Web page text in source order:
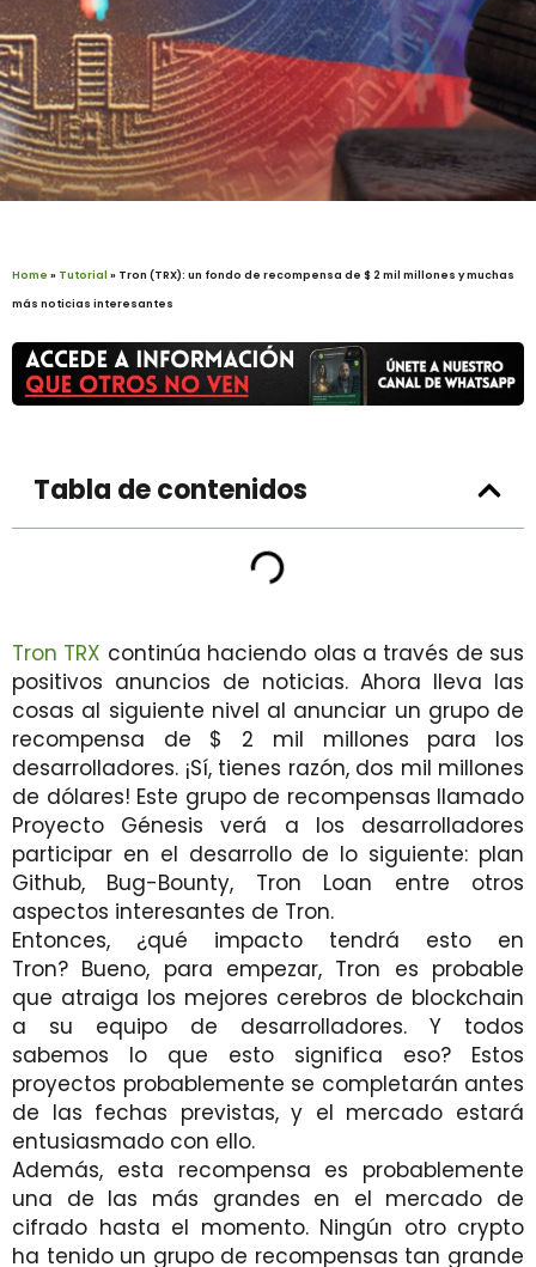
Home » Tutorial » Tron (TRX): un fondo de recompensa de $ 2 mil millones y muchas
más noticias interesantes
Tabla de contenidos
Tron TRX continúa haciendo olas a través de sus
positivos anuncios de noticias. Ahora lleva las
cosas al siguiente nivel al anunciar un grupo de
recompensa de $ 2 mil millones para los
desarrolladores. ¡Sí, tienes razón, dos mil millones
de dólares! Este grupo de recompensas llamado
Proyecto Génesis verá a los desarrolladores
participar en el desarrollo de lo siguiente: plan
Github, Bug-Bounty, Tron Loan entre otros
aspectos interesantes de Tron.
Entonces, ¿qué impacto tendrá esto en
Tron? Bueno, para empezar, Tron es probable
que atraiga los mejores cerebros de blockchain
a su equipo de desarrolladores. Y todos
sabemos lo que esto significa eso? Estos
proyectos probablemente se completarán antes
de las fechas previstas, y el mercado estará
entusiasmado con ello.
Además, esta recompensa es probablemente
una de las más grandes en el mercado de
cifrado hasta el momento. Ningún otro crypto
ha tenido un grupo de recompensas tan grande